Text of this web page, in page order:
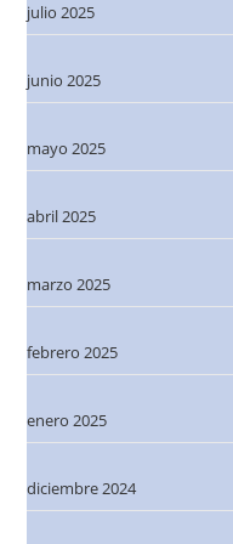
julio 2025
junio 2025
mayo 2025
abril 2025
marzo 2025
febrero 2025
enero 2025
diciembre 2024